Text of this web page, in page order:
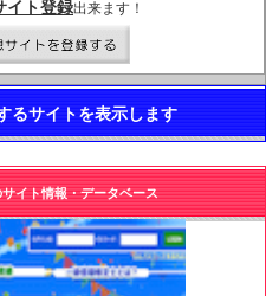
イト登録出来ます！
るサイトを表示します
イト情報・データベース